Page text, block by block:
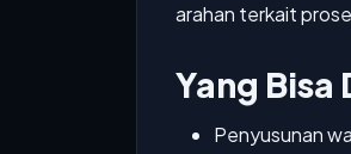
arahan terkait
Yang Bisa
Penyusunan